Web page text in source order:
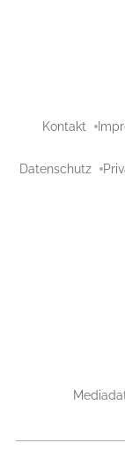
Kontakt
Datenschutz